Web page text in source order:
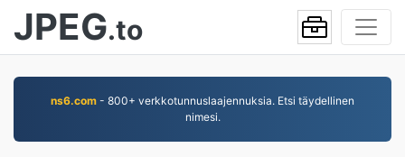
JPEG.to
ns6.com - 800+ verkkotunnuslaajennuksia. Etsi täydellinen
nimesi.